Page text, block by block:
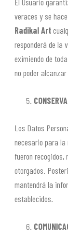
veraces y se
Radikal Art
responderá de la
eximiendo de
no poder
Los Datos
necesario para
fueron recogidos,
otorgados.
mantendrá la
establecidos.